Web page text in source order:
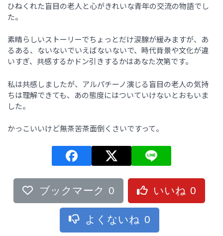
ひねくれた盲目の老人と心がきれいな青年の交流の物語でし
た。
素晴らしいストーリーでちょっとだけ涙腺が緩みますが、あ
るある、ないないでいえばないないで、時代背景や文化が違
いすぎ、共感するかドン引きするかはあなた次第です。
私は共感しましたが、アルパチーノ演じる盲目の老人の気持
ちは理解できても、あの態度にはついていけないとおもいま
した。
かっこいいけど無茶苦茶面倒くさいですって。
ブックマーク 0 いいね 0
よくないね 0